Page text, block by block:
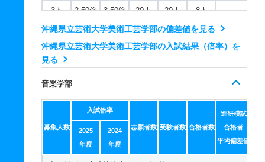
3人 2.50倍 3.50倍 20人 20人 8人 －
デザイン工芸学科／デザイン専攻 推薦 学校推薦型県内
枠
3人 2.50倍 3.50倍 20人 20人 8人 －
美術学科／絵画専攻 一般 前
3.40倍 3.10倍
美術学科／絵画専攻 一般 後
3.30倍 2.60倍
沖縄県立芸術大学美術工芸学部の偏差値を見る
沖縄県立芸術大学美術工芸学部の入試結果（倍率）を
見る
音楽学部
募集人数
入試倍率
志願者数 受験者数 合格者数
進研模試
合格者
平均偏差値
2025
年度
2024
年度